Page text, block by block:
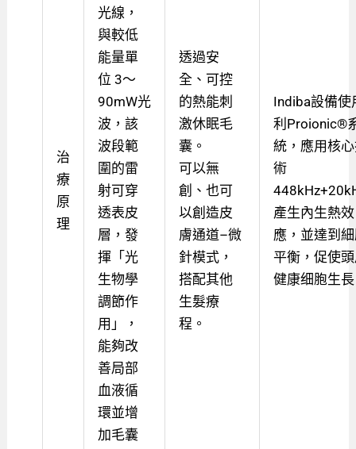
治
療
原
理
光線，
與較低
能量單
位 3～
90mW光
波，該
波段範
圍的雷
射可穿
透表皮
層，發
揮「光
生物學
調節作
用」，
能夠改
善局部
血液循
環並增
加毛囊
透過安
全、可控
的熱能刺
激休眠毛
囊。
可以無
創、也可
以創造皮
膚通道–微
針模式，
搭配其他
生髮療
程。
Indiba設備使
利Proionic®
統，應用核
術
產生內生熱效
應，並達到
平衡，促使
健康细胞生長